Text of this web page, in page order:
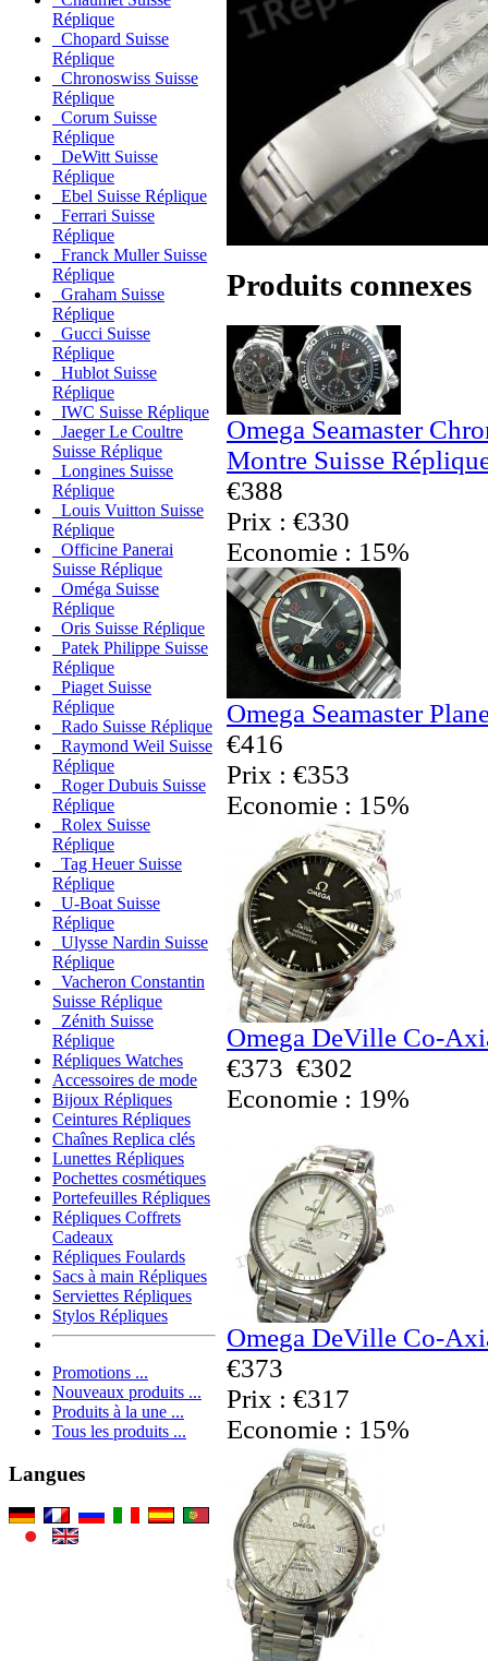
Réplique
Chopard Suisse
Réplique
Chronoswiss Suisse
Réplique
Corum Suisse
Réplique
DeWitt Suisse
Réplique
Ebel Suisse Réplique
Ferrari Suisse
Réplique
Franck Muller Suisse
Réplique
Graham Suisse
Réplique
Gucci Suisse
Réplique
Hublot Suisse
Réplique
IWC Suisse Réplique
Jaeger Le Coultre
Suisse Réplique
Longines Suisse
Réplique
Louis Vuitton Suisse
Réplique
Officine Panerai
Suisse Réplique
Oméga Suisse
Réplique
Oris Suisse Réplique
Patek Philippe Suisse
Réplique
Piaget Suisse
Réplique
Rado Suisse Réplique
Raymond Weil Suisse
Réplique
Roger Dubuis Suisse
Réplique
Rolex Suisse
Réplique
Tag Heuer Suisse
Réplique
U-Boat Suisse
Réplique
Ulysse Nardin Suisse
Réplique
Vacheron Constantin
Suisse Réplique
Zénith Suisse
Réplique
Répliques Watches
Accessoires de mode
Bijoux Répliques
Ceintures Répliques
Chaînes Replica clés
Lunettes Répliques
Pochettes cosmétiques
Portefeuilles Répliques
Répliques Coffrets
Cadeaux
Répliques Foulards
Sacs à main Répliques
Serviettes Répliques
Stylos Répliques
Promotions ...
Nouveaux produits ...
Produits à la une ...
Tous les produits ...
Langues
Produits connexes
Omega Seamaster
Montre Suisse
€388
Prix : €330
Economie : 15%
Omega Seamaster
€416
Prix : €353
Economie : 15%
Omega DeVille Co-
€373 €302
Economie : 19%
Omega DeVille Co-
€373
Prix : €317
Economie : 15%